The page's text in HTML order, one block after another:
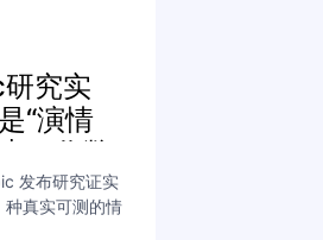
究实
“演情
、作弊
发布研究证实
真实可测的情